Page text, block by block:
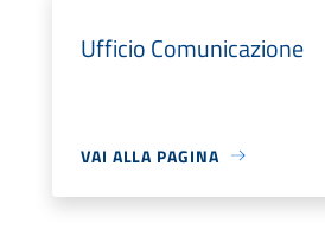
Ufficio Comunicazione
VAI ALLA PAGINA